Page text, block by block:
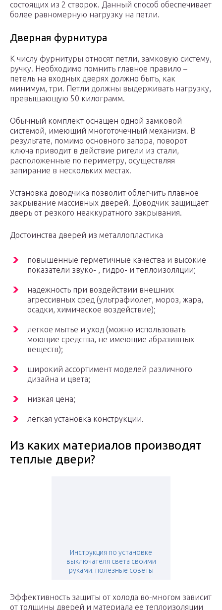
состоящих из 2 створок. Данный способ обеспечивает
более равномерную нагрузку на петли.
Дверная фурнитура
К числу фурнитуры относят петли, замковую систему,
ручку. Необходимо помнить главное правило –
петель на входных дверях должно быть, как
минимум, три. Петли должны выдерживать нагрузку,
превышающую 50 килограмм.
Обычный комплект оснащен одной замковой
системой, имеющий многоточечный механизм. В
результате, помимо основного запора, поворот
ключа приводит в действие ригели из стали,
расположенные по периметру, осуществляя
запирание в нескольких местах.
Установка доводчика позволит облегчить плавное
закрывание массивных дверей. Доводчик защищает
дверь от резкого неаккуратного закрывания.
Достоинства дверей из металлопластика
повышенные герметичные качества и высокие
показатели звуко- , гидро- и теплоизоляции;
надежность при воздействии внешних
агрессивных сред (ультрафиолет, мороз, жара,
осадки, химическое воздействие);
легкое мытье и уход (можно использовать
моющие средства, не имеющие абразивных
веществ);
широкий ассортимент моделей различного
дизайна и цвета;
низкая цена;
легкая установка конструкции.
Из каких материалов производят
теплые двери?
Инструкция по установке
выключателя света своими
руками. полезные советы
Эффективность защиты от холода во-многом зависит
от толщины дверей и материала ее теплоизоляции